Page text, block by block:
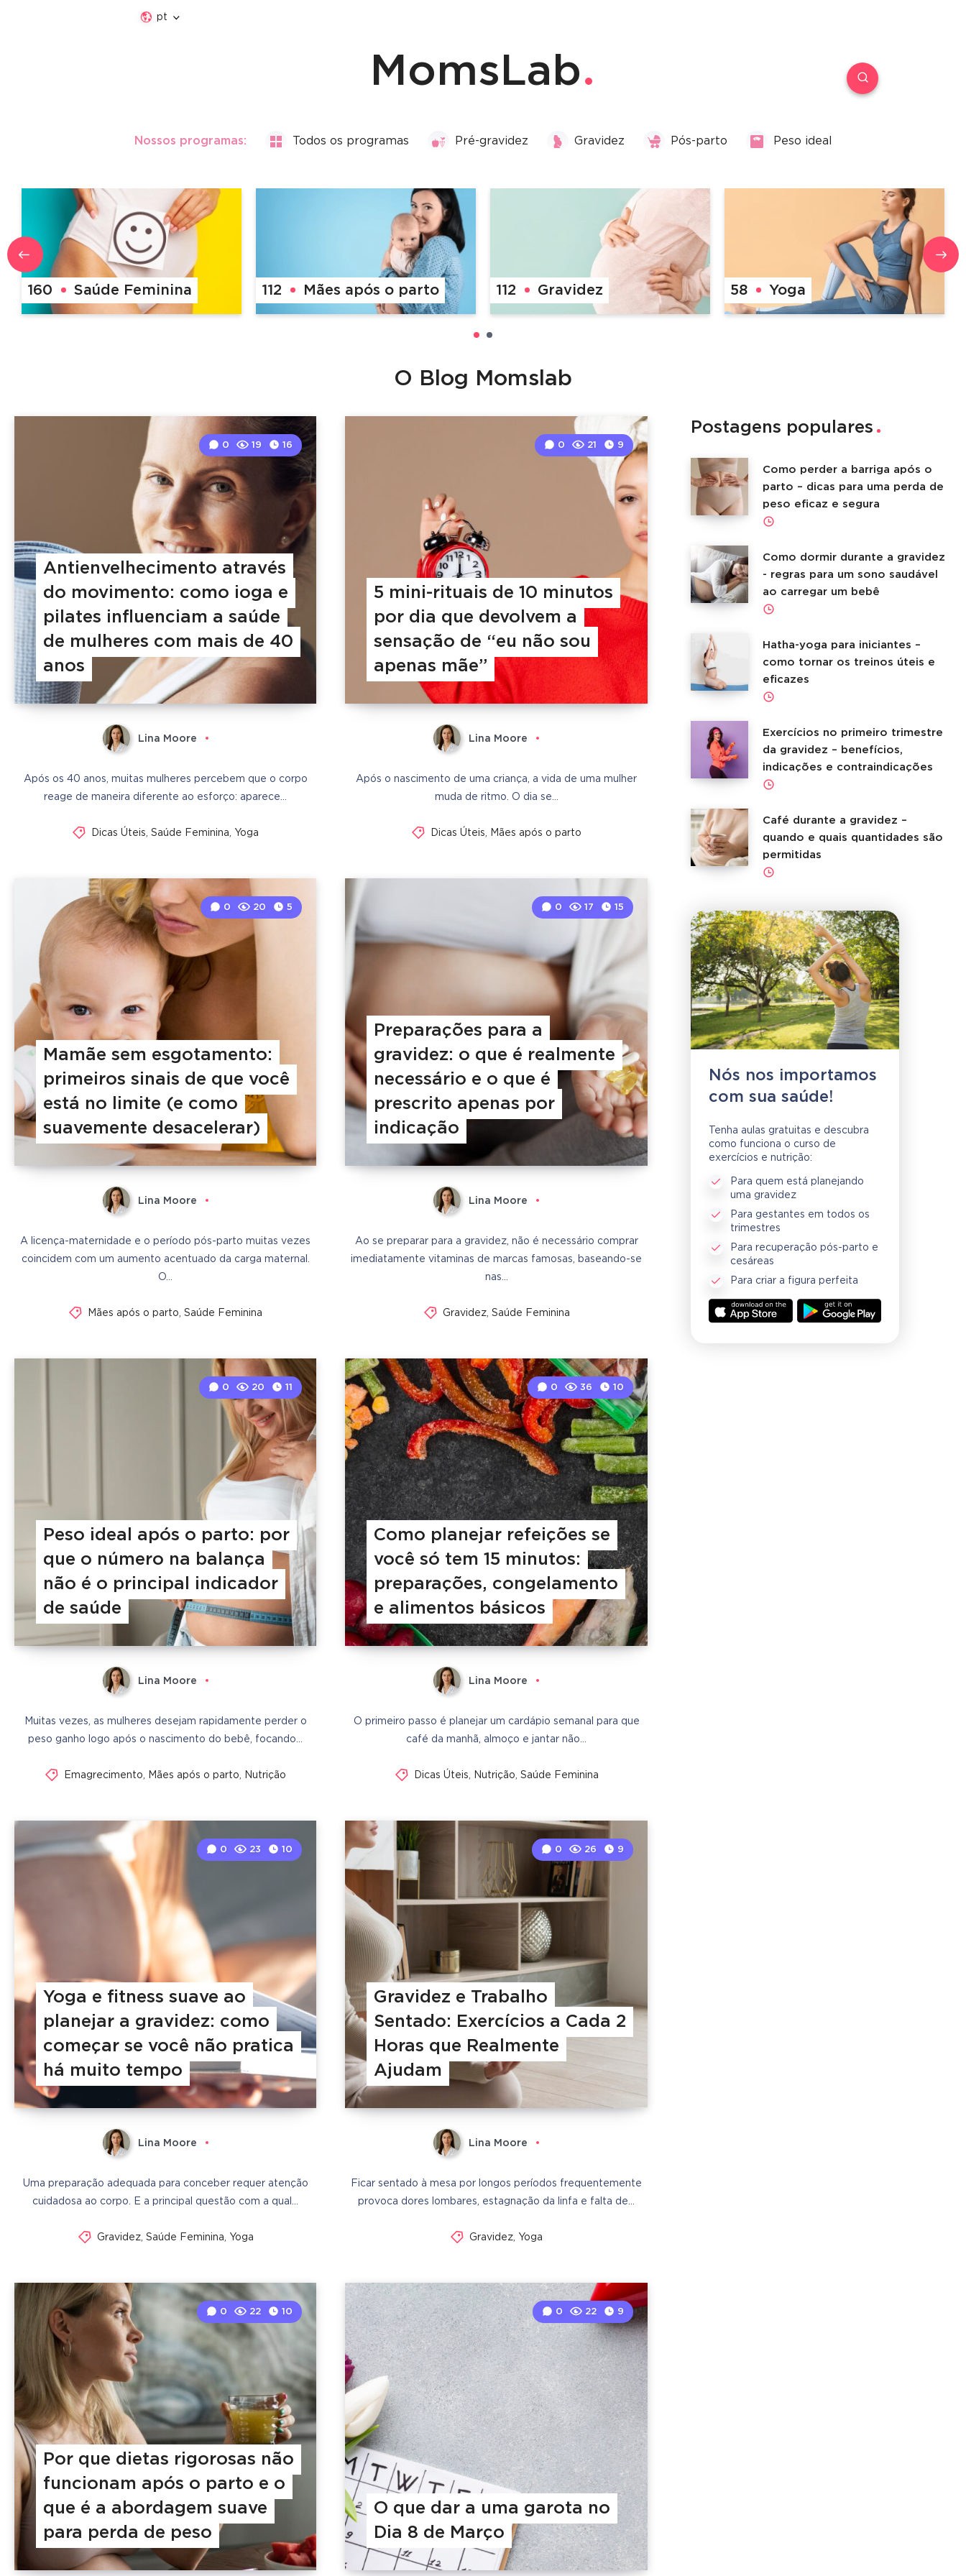
pt
MomsLab
Nossos programas: Todos os programas Pré-gravidez Gravidez Pós-parto Peso ideal
160 Saúde Feminina 112 Mães após o parto 112 Gravidez 58 Yoga
O Blog Momslab
Antienvelhecimento através
do movimento: como ioga e
pilates influenciam a saúde
de mulheres com mais de 40
anos
0 19 16
Lina Moore
Após os 40 anos, muitas mulheres percebem que o corpo
reage de maneira diferente ao esforço: aparece…
Dicas Úteis ,Saúde Feminina Yoga
5 mini-rituais de 10 minutos
por dia que devolvem a
sensação de “eu não sou
apenas mãe”
0 21 9
Lina Moore
Após o nascimento de uma criança, a vida de uma mulher
muda de ritmo. O dia se…
Dicas Úteis Mães após o parto
Mamãe sem esgotamento:
primeiros sinais de que você
está no limite (e como
suavemente desacelerar)
0 20 5
Lina Moore
A licença-maternidade e o período pós-parto muitas vezes
coincidem com um aumento acentuado da carga maternal.
O…
Mães após o parto ,Saúde Feminina
Preparações para a
gravidez: o que é realmente
necessário e o que é
prescrito apenas por
indicação
0 17 15
Lina Moore
Ao se preparar para a gravidez, não é necessário comprar
imediatamente vitaminas de marcas famosas, baseando-se
nas…
Gravidez, Saúde Feminina
Peso ideal após o parto: por
que o número na balança
não é o principal indicador
de saúde
0 20 11
Lina Moore
Muitas vezes, as mulheres desejam rapidamente perder o
peso ganho logo após o nascimento do bebê, focando…
Emagrecimento Mães após o parto Nutrição
Como planejar refeições se
você só tem 15 minutos:
preparações, congelamento
e alimentos básicos
0 36 10
Lina Moore
O primeiro passo é planejar um cardápio semanal para que
café da manhã, almoço e jantar não…
Dicas Úteis Nutrição Saúde Feminina
Yoga e fitness suave ao
planejar a gravidez: como
começar se você não pratica
há muito tempo
0 23 10
Lina Moore
Uma preparação adequada para conceber requer atenção
cuidadosa ao corpo. E a principal questão com a qual…
Gravidez, Saúde Feminina Yoga
Gravidez e Trabalho
Sentado: Exercícios a Cada 2
Horas que Realmente
Ajudam
0 26 9
Lina Moore
Ficar sentado à mesa por longos períodos frequentemente
provoca dores lombares, estagnação da linfa e falta de…
Gravidez Yoga
Por que dietas rigorosas não
funcionam após o parto e o
que é a abordagem suave
para perda de peso
0 22 10
O que dar a uma garota no
Dia 8 de Março
0 22 9
Postagens populares
Como perder a barriga após o
parto – dicas para uma perda de
peso eficaz e segura
Como dormir durante a gravidez
- regras para um sono saudável
ao carregar um bebê
Hatha-yoga para iniciantes –
como tornar os treinos úteis e
eficazes
Exercícios no primeiro trimestre
da gravidez – benefícios,
indicações e contraindicações
Café durante a gravidez –
quando e quais quantidades são
permitidas
Nós nos importamos
com sua saúde!
Tenha aulas gratuitas e descubra
como funciona o curso de
exercícios e nutrição:
Para quem está planejando
uma gravidez
Para gestantes em todos os
trimestres
Para recuperação pós-parto e
cesáreas
Para criar a figura perfeita